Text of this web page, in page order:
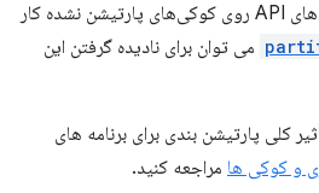
به طور پیش‌فرض، همه روش‌های API روی کوکی‌های پارتیشن نشده کار
می توان برای نادیده گرفتن این
کلی پارتیشن بندی برای برنامه های
و کوکی ها مراجعه کنید.